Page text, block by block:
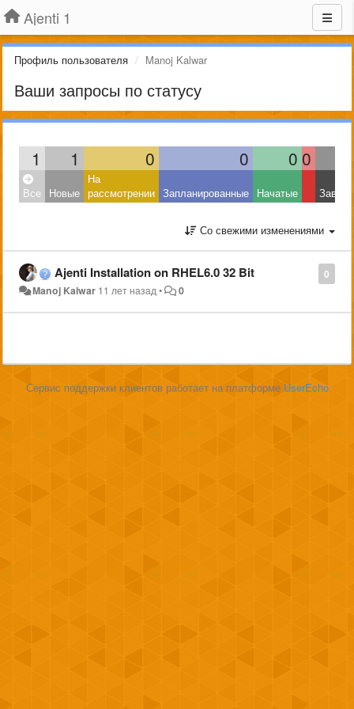
Ajenti 1
Профиль пользователя Manoj Kalwar
Ваши запросы по статусу
1 1 0 0 0 0
Все Новые
На
рассмотрении Запланированные Начатые
Со свежими изменениями
0
Ajenti Installation on RHEL6.0 32 Bit
Manoj Kalwar 11 лет назад• 0
Сервис поддержки клиентов работает на платформе UserEcho